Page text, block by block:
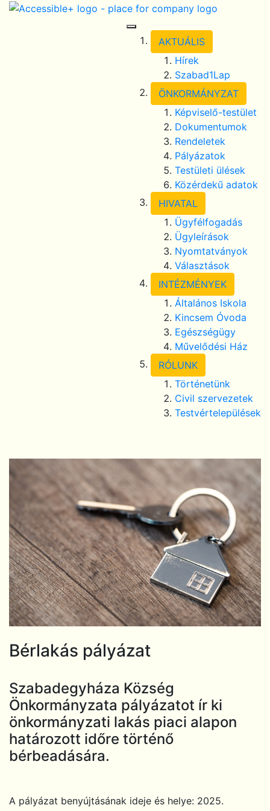
Skip Navigation
Toggle Navigation
AKTUÁLIS
Hírek
Szabad1Lap
ÖNKORMÁNYZAT
Képviselő-testület
Dokumentumok
Rendeletek
Pályázatok
Testületi ülések
Közérdekű adatok
HIVATAL
Ügyfélfogadás
Ügyleírások
Nyomtatványok
Választások
INTÉZMÉNYEK
Általános Iskola
Kincsem Óvoda
Egészségügy
Művelődési Ház
RÓLUNK
Történetünk
Civil szervezetek
Testvértelepülések
Bérlakás pályázat
Szabadegyháza Község
Önkormányzata pályázatot ír ki
önkormányzati lakás piaci alapon
határozott időre történő
bérbeadására.
A pályázat benyújtásának ideje és helye: 2025.